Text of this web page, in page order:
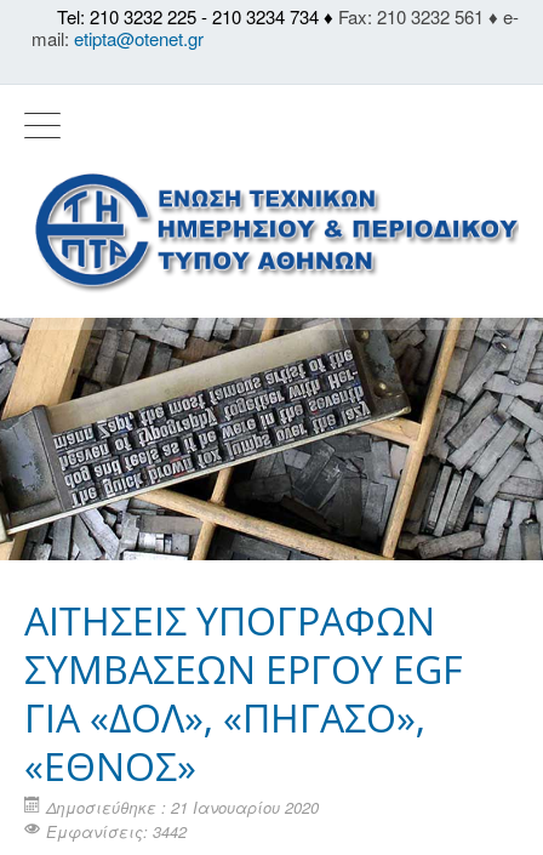
Tel: 210 3232 225 - 210 3234 734 ♦ Fax: 210 3232 561 ♦ e-
mail: etipta@otenet.gr
ΑΙΤΗΣΕΙΣ ΥΠΟΓΡΑΦΩΝ
ΣΥΜΒΑΣΕΩΝ ΕΡΓΟΥ EGF
ΓΙΑ «ΔΟΛ», «ΠΗΓΑΣΟ»,
«ΕΘΝΟΣ»
Δημοσιεύθηκε : 21 Ιανουαρίου 2020
Εμφανίσεις: 3442